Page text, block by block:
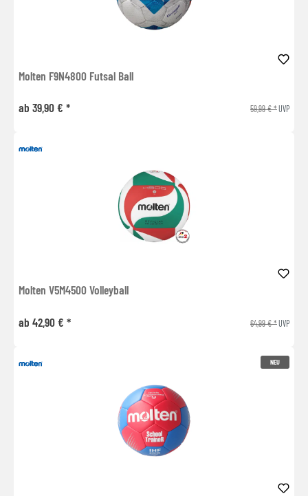
Molten F9N4800 Futsal Ball
ab 39,90 € * 59,99 € *UVP
Molten V5M4500 Volleyball
ab 42,90 € * 64,99 € *UVP
NEU